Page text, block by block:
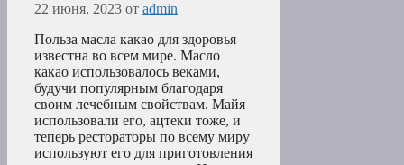
22 июня, 2023 от admin
Польза масла какао для здоровья
известна во всем мире. Масло
какао использовалось веками,
будучи популярным благодаря
своим лечебным свойствам. Майя
использовали его, ацтеки тоже, и
теперь рестораторы по всему миру
используют его для приготовления